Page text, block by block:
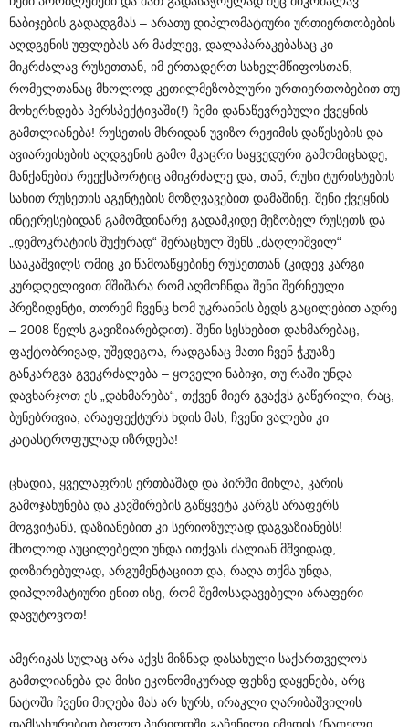
ნაბიჯების გადადგმას – არათუ დიპლომატიური ურთიერთობების
აღდგენის უფლებას არ მაძლევ, დალაპარაკებასაც კი
მიკრძალავ რუსეთთან, იმ ერთადერთ სახელმწიფოსთან,
რომელთანაც მხოლოდ კეთილმეზობლური ურთიერთობებით თუ
მოხერხდება პერსპექტივაში(!) ჩემი დანაწევრებული ქვეყნის
გამთლიანება! რუსეთის მხრიდან უვიზო რეჟიმის დაწესების და
ავიარეისების აღდგენის გამო მკაცრი საყვედური გამომიცხადე,
მანქანების რეექსპორტიც ამიკრძალე და, თან, რუსი ტურისტების
სახით რუსეთის აგენტების მოზღვავებით დამაშინე. შენი ქვეყნის
ინტერესებიდან გამომდინარე გადამკიდე მეზობელ რუსეთს და
„დემოკრატიის შუქურად“ შერაცხულ შენს „ძაღლიშვილ“
სააკაშვილს ომიც კი წამოაწყებინე რუსეთთან (კიდევ კარგი
კურდღელივით მშიშარა რომ აღმოჩნდა შენი შერჩეული
პრეზიდენტი, თორემ ჩვენც ხომ უკრაინის ბედს გაცილებით ადრე
– 2008 წელს გავიზიარებდით). შენი სესხებით დახმარებაც,
ფაქტობრივად, უშედეგოა, რადგანაც მათი ჩვენ ჭკუაზე
განკარგვა გვეკრძალება – ყოველი ნაბიჯი, თუ რაში უნდა
დავხარჯოთ ეს „დახმარება“, თქვენ მიერ გვაქვს გაწერილი, რაც,
ბუნებრივია, არაეფექტურს ხდის მას, ჩვენი ვალები კი
კატასტროფულად იზრდება!
ცხადია, ყველაფრის ერთბაშად და პირში მიხლა, კარის
გამოჯახუნება და კავშირების გაწყვეტა კარგს არაფერს
მოგვიტანს, დაზიანებით კი სერიოზულად დაგვაზიანებს!
მხოლოდ აუცილებელი უნდა ითქვას ძალიან მშვიდად,
დოზირებულად, არგუმენტაციით და, რაღა თქმა უნდა,
დიპლომატიური ენით ისე, რომ შემოსადავებელი არაფერი
დავუტოვოთ!
ამერიკას სულაც არა აქვს მიზნად დასახული საქართველოს
გამთლიანება და მისი ეკონომიკურად ფეხზე დაყენება, არც
ნატოში ჩვენი მიღება მას არ სურს, ირაკლი ღარიბაშვილის